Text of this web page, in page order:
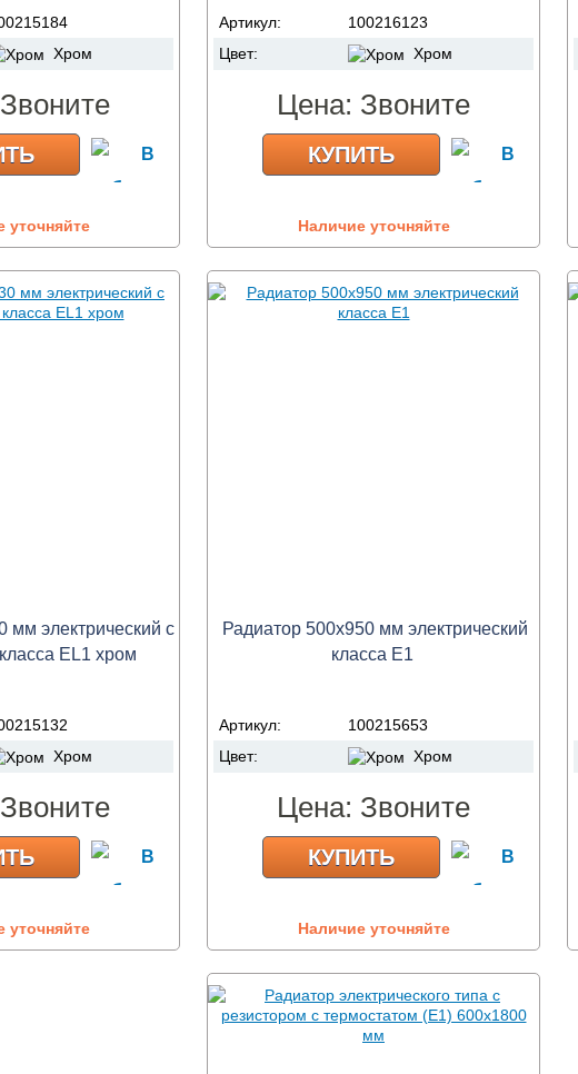
Хром
Звоните
уточняйте
Артикул:
100216123
Цвет:
Хром
Цена: Звоните
КУПИТЬ
Наличие уточняйте
мм электрический с
ЕL1 хром
Хром
Звоните
уточняйте
Радиатор 500х950 мм электрический
класса Е1
Артикул:
100215653
Цвет:
Хром
Цена: Звоните
КУПИТЬ
Наличие уточняйте